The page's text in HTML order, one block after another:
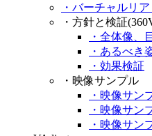
・バーチャルリ
・方針と検証
・全体像、
・あるべき
・効果検証
・映像サンプル
・映像サン
・映像サン
・映像サン